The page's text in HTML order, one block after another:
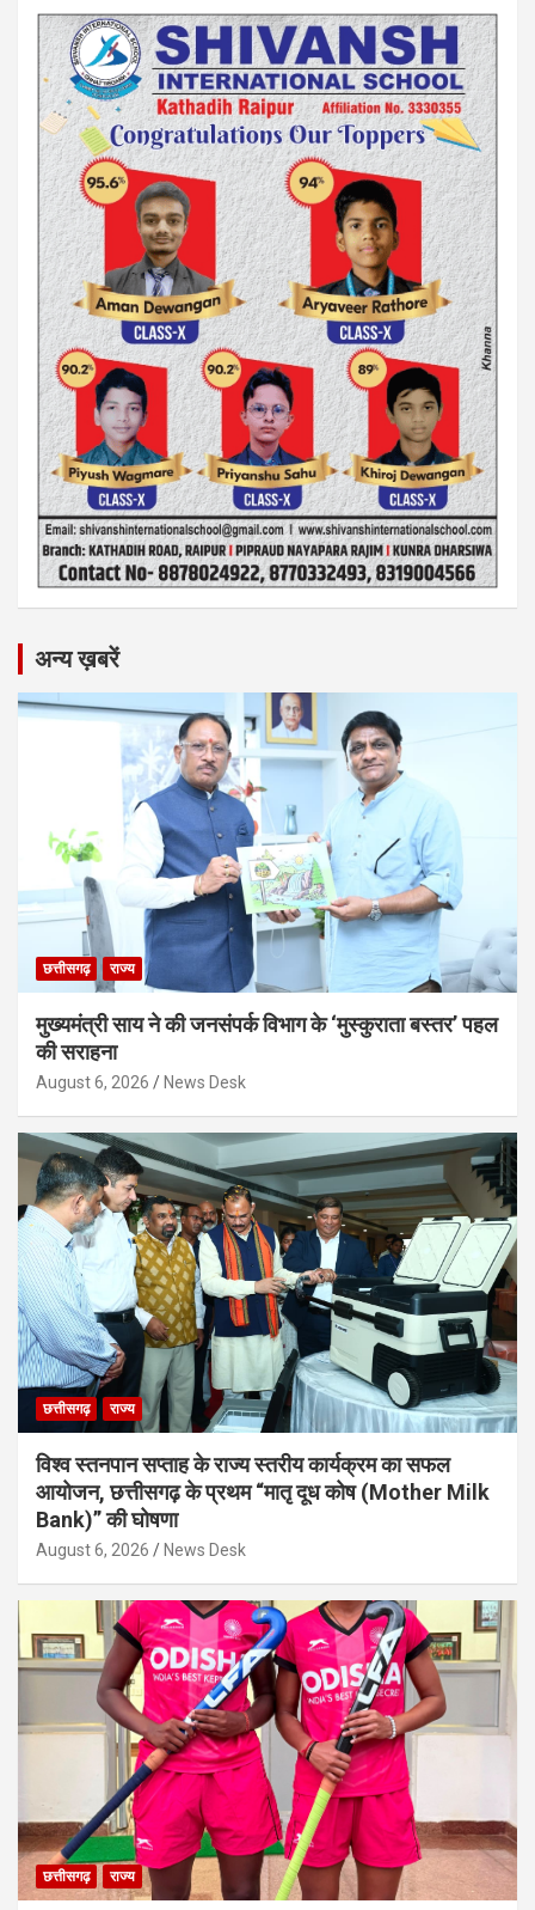
अन्य ख़बरें
छत्तीसगढ़ राज्य
मुख्यमंत्री साय ने की जनसंपर्क विभाग के ‘मुस्कुराता बस्तर’ पहल
की सराहना
August 6, 2026 News Desk
छत्तीसगढ़ राज्य
विश्व स्तनपान सप्ताह के राज्य स्तरीय कार्यक्रम का सफल
आयोजन, छत्तीसगढ़ के प्रथम “मातृ दूध कोष (Mother Milk
Bank)” की घोषणा
August 6, 2026 News Desk
छत्तीसगढ़ राज्य